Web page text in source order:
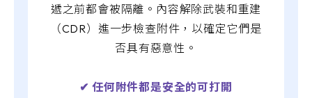
遞之前都會被隔離。內容解除武裝和重建
（CDR）進一步檢查附件，以確定它們是
否具有惡意性。
✔︎ 任何附件都是安全的可打開